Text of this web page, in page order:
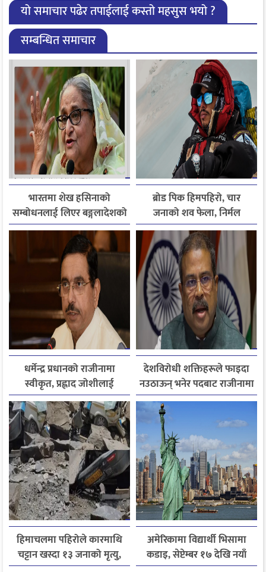
यो समाचार पढेर तपाईलाई कस्तो महसुस भयो ?
सम्बन्धित समाचार
भारतमा शेख हसिनाको
सम्बोधनलाई लिएर बङ्गलादेशको
आपत्ति
ब्रोड पिक हिमपहिरो, चार
जनाको शव फेला, निर्मल
पुर्जासहित ६ जना अझै बेपत्ता,
खोजी कार्य रातभरीका लागि
स्थगित
धर्मेन्द्र प्रधानको राजीनामा
स्वीकृत, प्रह्लाद जोशीलाई
शिक्षामन्त्रीको अतिरिक्त
जिम्मेवारी
देशविरोधी शक्तिहरूले फाइदा
नउठाऊन् भनेर पदबाट राजीनामा
दिएको हुँः धर्मेन्द्र प्रधान
हिमाचलमा पहिरोले कारमाथि
चट्टान खस्दा १३ जनाको मृत्यु,
अमेरिकामा विद्यार्थी भिसामा
कडाइ, सेप्टेम्बर १७ देखि नयाँ